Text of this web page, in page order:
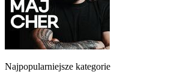
Najpopularniejsze kategorie